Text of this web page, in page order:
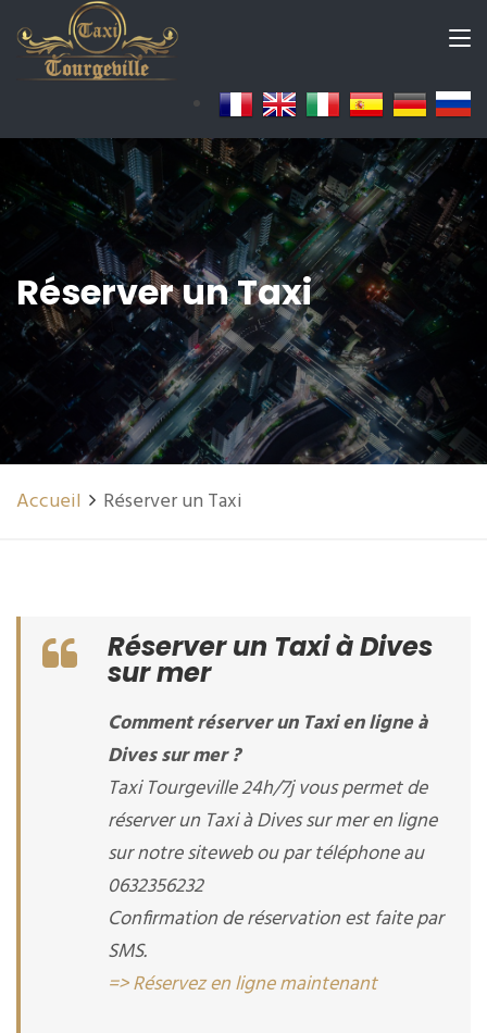
Réserver un Taxi
Accueil Réserver un Taxi
Réserver un Taxi à Dives
sur mer
Comment réserver un Taxi en ligne à
Dives sur mer ?
Taxi Tourgeville 24h/7j vous permet de
réserver un Taxi à Dives sur mer en ligne
sur notre siteweb ou par téléphone au
0632356232
Confirmation de réservation est faite par
SMS.
=> Réservez en ligne maintenant